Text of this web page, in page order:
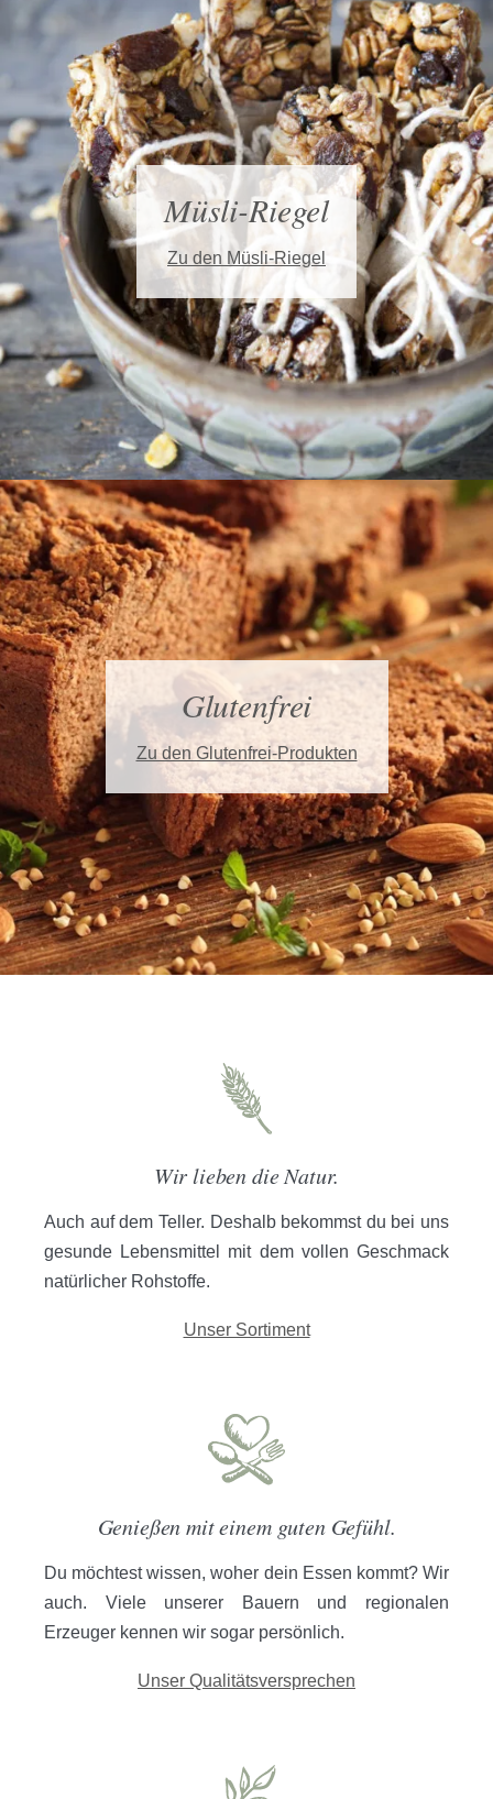
Müsli-Riegel
Zu den Müsli-Riegel
Glutenfrei
Zu den Glutenfrei-Produkten
Wir lieben die Natur.
Auch auf dem Teller. Deshalb bekommst du bei uns
gesunde Lebensmittel mit dem vollen Geschmack
natürlicher Rohstoffe.
Unser Sortiment
Genießen mit einem guten Gefühl.
Du möchtest wissen, woher dein Essen kommt? Wir
auch. Viele unserer Bauern und regionalen
Erzeuger kennen wir sogar persönlich.
Unser Qualitätsversprechen